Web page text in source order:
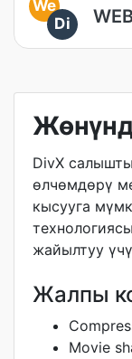
We
Di
DivX
өлчөмдөрү
кысууга
жайылтуу
Жалпы
Movie